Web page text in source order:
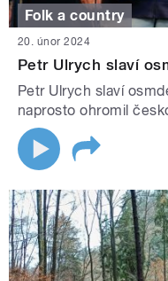
Folk a country
20. únor 2024
Petr Ulrych slaví
Petr Ulrych slaví
naprosto ohromil